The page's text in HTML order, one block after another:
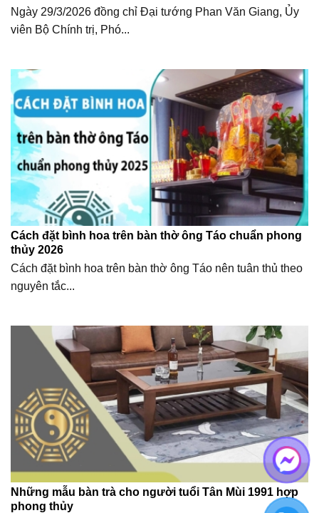
Ngày 29/3/2026 đồng chỉ Đại tướng Phan Văn Giang, Ủy
viên Bộ Chính trị, Phó...
Cách đặt bình hoa trên bàn thờ ông Táo chuẩn phong
thủy 2026
Cách đặt bình hoa trên bàn thờ ông Táo nên tuân thủ theo
nguyên tắc...
Những mẫu bàn trà cho người tuổi Tân Mùi 1991 hợp
phong thủy